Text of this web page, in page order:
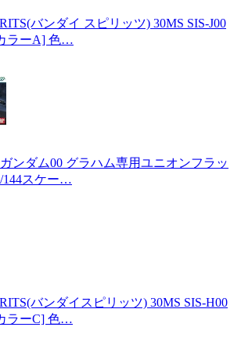
バンダイ スピリッツ) 30MS SIS-J00
ラーA] 色…
ンダム00 グラハム専用ユニオンフラッ
144スケー…
バンダイスピリッツ) 30MS SIS-H00
ラーC] 色…